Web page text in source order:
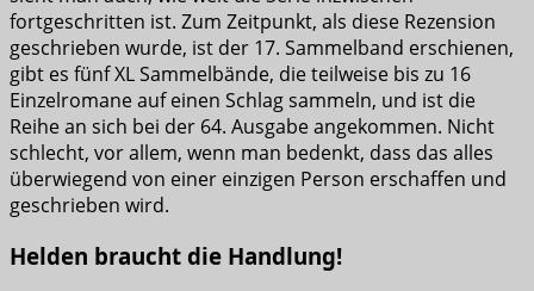
fortgeschritten ist. Zum Zeitpunkt, als diese Rezension
geschrieben wurde, ist der 17. Sammelband erschienen,
gibt es fünf XL Sammelbände, die teilweise bis zu 16
Einzelromane auf einen Schlag sammeln, und ist die
Reihe an sich bei der 64. Ausgabe angekommen. Nicht
schlecht, vor allem, wenn man bedenkt, dass das alles
überwiegend von einer einzigen Person erschaffen und
geschrieben wird.
Helden braucht die Handlung!